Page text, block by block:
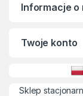
Informacje o
Twoje konto
Sklep